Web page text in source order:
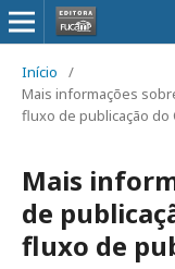
Início
/
Mais informações
fluxo de publicação do
Mais
de
fluxo de